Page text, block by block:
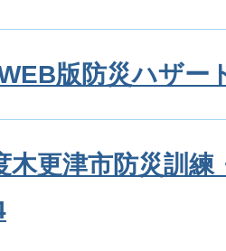
版防災ハザー
木更津市防災訓